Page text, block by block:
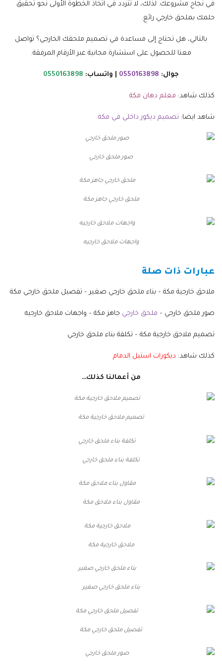
في نجاح مشروعك. لذلك، لا تتردد في اتخاذ الخطوة الأولى نحو تحقيق
حلمك بملحق خارجي رائع.
بالتالي، هل تحتاج إلى مساعدة في تصميم ملحقك الخارجي؟ تواصل
معنا للحصول على استشارة مجانية عبر الأرقام المرفقة:
جوال: 0550163898 | واتساب: 0550163898
كذلك شاهد: معلم دهان مكة
شاهد ايضا: تصميم ديكور داخلي في مكة
صور ملحق خارجي
ملحق خارجي جاهز مكة
واجهات ملاحق خارجيه
عبارات ذات صلة
ملاحق خارجية مكة – بناء ملحق خارجي صغير – تفصيل ملحق خارجي مكة
صور ملحق خارجي – ملحق خارجي جاهز مكة – واجهات ملاحق خارجيه
تصميم ملاحق خارجية مكة – تكلفة بناء ملحق خارجي
كذلك شاهد: ديكورات استيل الدمام
من أعمالنا كذلك…
تصميم ملاحق خارجية مكة
تكلفة بناء ملحق خارجي
مقاول بناء ملاحق مكة
ملاحق خارجية مكة
بناء ملحق خارجي صغير
تفصيل ملحق خارجي مكة